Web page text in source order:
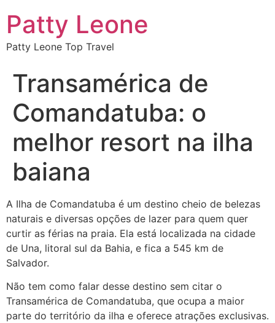
Patty Leone
Patty Leone Top Travel
Transamérica de
Comandatuba: o
melhor resort na ilha
baiana
A Ilha de Comandatuba é um destino cheio de belezas
naturais e diversas opções de lazer para quem quer
curtir as férias na praia. Ela está localizada na cidade
de Una, litoral sul da Bahia, e fica a 545 km de
Salvador.
Não tem como falar desse destino sem citar o
Transamérica de Comandatuba, que ocupa a maior
parte do território da ilha e oferece atrações exclusivas.